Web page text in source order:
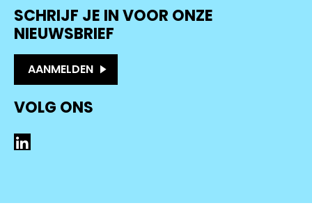
SCHRIJF JE IN VOOR ONZE
NIEUWSBRIEF
AANMELDEN
VOLG ONS
LinkedIn